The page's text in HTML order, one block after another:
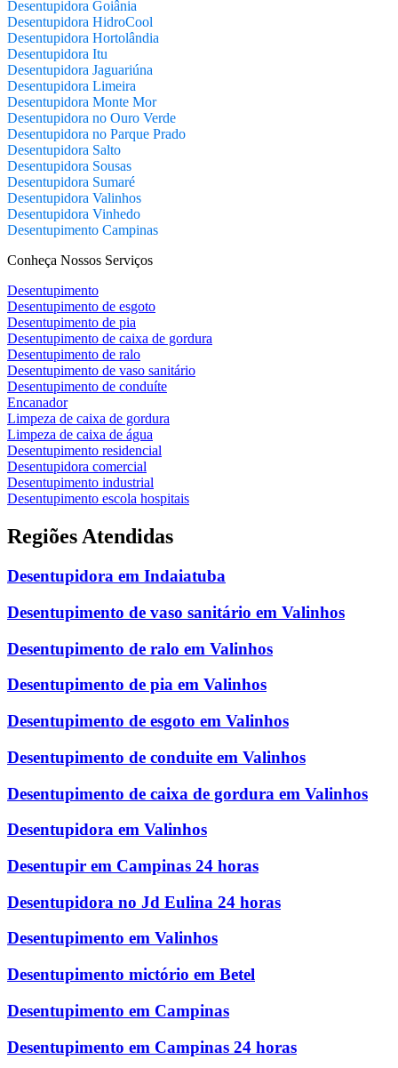
Desentupidora Goiânia
Desentupidora HidroCool
Desentupidora Hortolândia
Desentupidora Itu
Desentupidora Jaguariúna
Desentupidora Limeira
Desentupidora Monte Mor
Desentupidora no Ouro Verde
Desentupidora no Parque Prado
Desentupidora Salto
Desentupidora Sousas
Desentupidora Sumaré
Desentupidora Valinhos
Desentupidora Vinhedo
Desentupimento Campinas
Conheça Nossos Serviços
Desentupimento
Desentupimento de esgoto
Desentupimento de pia
Desentupimento de caixa de gordura
Desentupimento de ralo
Desentupimento de vaso sanitário
Desentupimento de conduíte
Encanador
Limpeza de caixa de gordura
Limpeza de caixa de água
Desentupimento residencial
Desentupidora comercial
Desentupimento industrial
Desentupimento escola hospitais
Regiões Atendidas
Desentupidora em Indaiatuba
Desentupimento de vaso sanitário em Valinhos
Desentupimento de ralo em Valinhos
Desentupimento de pia em Valinhos
Desentupimento de esgoto em Valinhos
Desentupimento de conduite em Valinhos
Desentupimento de caixa de gordura em Valinhos
Desentupidora em Valinhos
Desentupir em Campinas 24 horas
Desentupidora no Jd Eulina 24 horas
Desentupimento em Valinhos
Desentupimento mictório em Betel
Desentupimento em Campinas
Desentupimento em Campinas 24 horas